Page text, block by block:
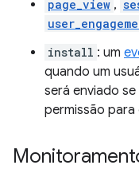
page_view ,
install : um
quando um
será enviado
permissão para